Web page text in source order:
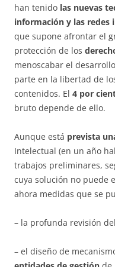
han tenido las nuevas
información y las redes
que supone afrontar el
protección de los
menoscabar el
parte en la libertad de
contenidos. El 4 por
bruto depende de ello.
Aunque está prevista
Intelectual (en un año
trabajos preliminares,
cuya solución no puede
ahora medidas que se
– la profunda revisión
– el diseño de